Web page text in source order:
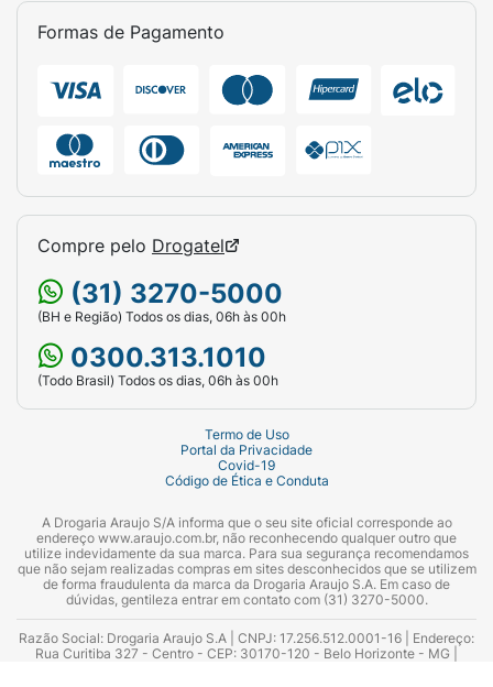
Formas de Pagamento
Compre pelo Drogatel
(31) 3270-5000
(BH e Região) Todos os dias, 06h às 00h
0300.313.1010
(Todo Brasil) Todos os dias, 06h às 00h
Termo de Uso
Portal da Privacidade
Covid-19
Código de Ética e Conduta
A Drogaria Araujo S/A informa que o seu site oficial corresponde ao
endereço www.araujo.com.br, não reconhecendo qualquer outro que
utilize indevidamente da sua marca. Para sua segurança recomendamos
que não sejam realizadas compras em sites desconhecidos que se utilizem
de forma fraudulenta da marca da Drogaria Araujo S.A. Em caso de
dúvidas, gentileza entrar em contato com (31) 3270-5000.
Razão Social: Drogaria Araujo S.A | CNPJ: 17.256.512.0001-16 | Endereço:
Rua Curitiba 327 - Centro - CEP: 30170-120 - Belo Horizonte - MG |